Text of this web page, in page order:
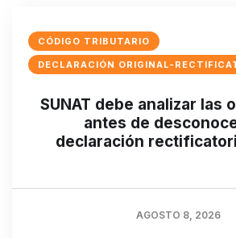
CÓDIGO TRIBUTARIO
DECLARACIÓN ORIGINAL-
SUNAT debe analizar las
antes de
declaración
AGOSTO 8, 2026